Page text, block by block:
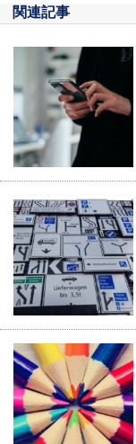
関連記事